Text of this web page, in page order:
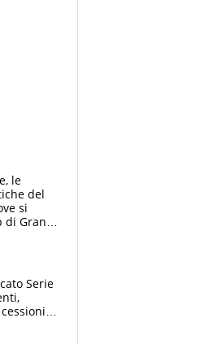
le
del
si
di Gran
Serie